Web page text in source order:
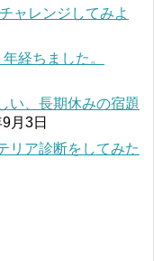
ャレンジしてみよ
経ちました。
い、長期休みの宿題
月3日
リア診断をしてみた